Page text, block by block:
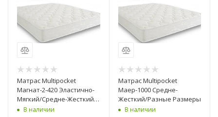
Матрас Multipocket
Магнат-2-420 Эластично-
Мягкий/Средне-Жесткий/
Разные Размеры
В наличии
Матрас Multipocket
Маер-1000 Средне-
Жесткий/Разные Размеры
В наличии